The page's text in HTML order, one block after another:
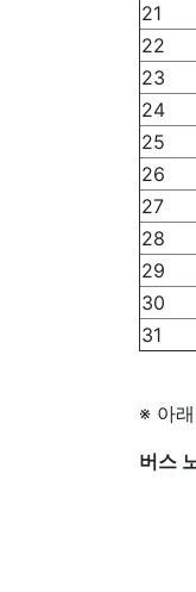
21
22
23
24
25
26
27
28
29
30
31
※ 아
버스